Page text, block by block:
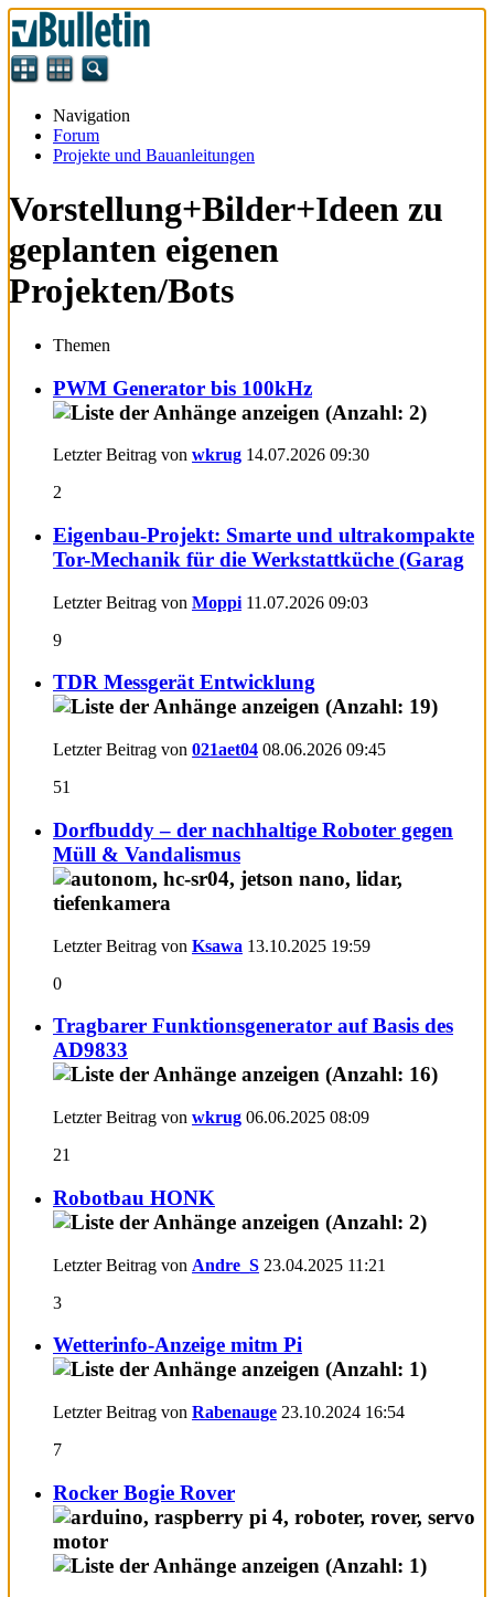
Navigation
Forum
Projekte und Bauanleitungen
Vorstellung+Bilder+Ideen zu
geplanten eigenen
Projekten/Bots
Themen
PWM Generator bis 100kHz
Letzter Beitrag von wkrug 14.07.2026 09:30
2
Eigenbau-Projekt: Smarte und ultrakompakte
Tor-Mechanik für die Werkstattküche (Garag
Letzter Beitrag von Moppi 11.07.2026 09:03
9
TDR Messgerät Entwicklung
Letzter Beitrag von 021aet04 08.06.2026 09:45
51
Dorfbuddy – der nachhaltige Roboter gegen
Müll & Vandalismus
Letzter Beitrag von Ksawa 13.10.2025 19:59
0
Tragbarer Funktionsgenerator auf Basis des
AD9833
Letzter Beitrag von wkrug 06.06.2025 08:09
21
Robotbau HONK
Letzter Beitrag von Andre_S 23.04.2025 11:21
3
Wetterinfo-Anzeige mitm Pi
Letzter Beitrag von Rabenauge 23.10.2024 16:54
7
Rocker Bogie Rover